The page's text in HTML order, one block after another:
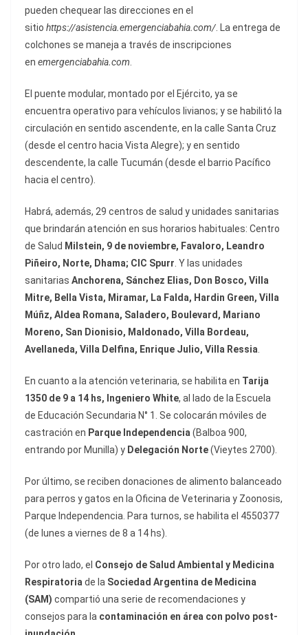
pueden chequear las direcciones en el
sitio https://asistencia.emergenciabahia.com/. La entrega de
colchones se maneja a través de inscripciones
en emergenciabahia.com.
El puente modular, montado por el Ejército, ya se
encuentra operativo para vehículos livianos; y se habilitó la
circulación en sentido ascendente, en la calle Santa Cruz
(desde el centro hacia Vista Alegre); y en sentido
descendente, la calle Tucumán (desde el barrio Pacífico
hacia el centro).
Habrá, además, 29 centros de salud y unidades sanitarias
que brindarán atención en sus horarios habituales: Centro
de Salud Milstein, 9 de noviembre, Favaloro, Leandro
Piñeiro, Norte, Dhama; CIC Spurr. Y las unidades
sanitarias Anchorena, Sánchez Elias, Don Bosco, Villa
Mitre, Bella Vista, Miramar, La Falda, Hardin Green, Villa
Múñz, Aldea Romana, Saladero, Boulevard, Mariano
Moreno, San Dionisio, Maldonado, Villa Bordeau,
Avellaneda, Villa Delfina, Enrique Julio, Villa Ressia.
En cuanto a la atención veterinaria, se habilita en Tarija
1350 de 9 a 14 hs, Ingeniero White, al lado de la Escuela
de Educación Secundaria N° 1. Se colocarán móviles de
castración en Parque Independencia(Balboa 900,
entrando por Munilla) y Delegación Norte(Vieytes 2700).
Por último, se reciben donaciones de alimento balanceado
para perros y gatos en la Oficina de Veterinaria y Zoonosis,
Parque Independencia. Para turnos, se habilita el 4550377
(de lunes a viernes de 8 a 14 hs).
Por otro lado, el Consejo de Salud Ambiental y Medicina
Respiratoriade la Sociedad Argentina de Medicina
(SAM) compartió una serie de recomendaciones y
consejos para la contaminación en área con polvo post-